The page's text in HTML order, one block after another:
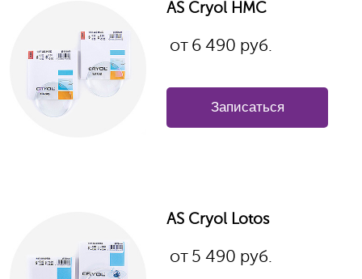
AS Cryol HMC
от 6 490 руб.
Записаться
AS Cryol Lotos
от 5 490 руб.